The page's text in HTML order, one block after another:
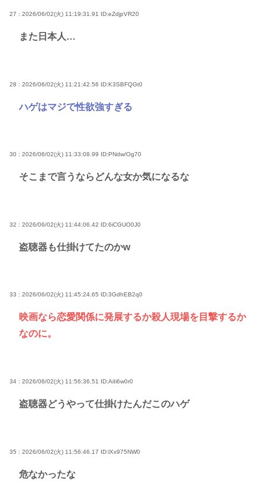
27 : 2026/06/02(火) 11:19:31.91 ID:eZdjpVR20
また日本人…
28 : 2026/06/02(火) 11:21:42.56 ID:K3SBFQGt0
ハゲはマジで性欲強すぎる
30 : 2026/06/02(火) 11:33:08.99 ID:PNdw/Og70
そこまで言うならどんな女か気になるな
32 : 2026/06/02(火) 11:44:06.42 ID:6iCGUO0J0
盗聴器も仕掛けてたのかw
33 : 2026/06/02(火) 11:45:24.65 ID:3GdhEB2q0
映画なら恋愛関係に発展するか殺人現場を目撃するか
なのに。
34 : 2026/06/02(火) 11:56:36.51 ID:AiIi6w0r0
盗聴器どうやって仕掛けたんだこのハゲ
35 : 2026/06/02(火) 11:56:46.17 ID:lXx975NW0
危なかったな